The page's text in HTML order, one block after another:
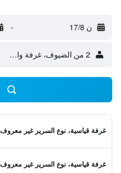
ن 17/8 -
2 من الضيوف، غرفة واحدة
غرفة قياسية، نوع السرير غير معروف
غرفة قياسية، نوع السرير غير معروف